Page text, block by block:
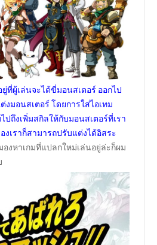
ที่ผู้เล่นจะได้ขี่มอนสเตอร์ ออกไป
มอนสเตอร์ โดยการใส่ไอเทม
ปถึงเพิ่มสกิลให้กับมอนสเตอร์ที่เรา
เราก็สามารถปรับแต่งได้อิสระ
งหาเกมที่แปลกใหม่เล่นอยู่ล่ะก็ผม